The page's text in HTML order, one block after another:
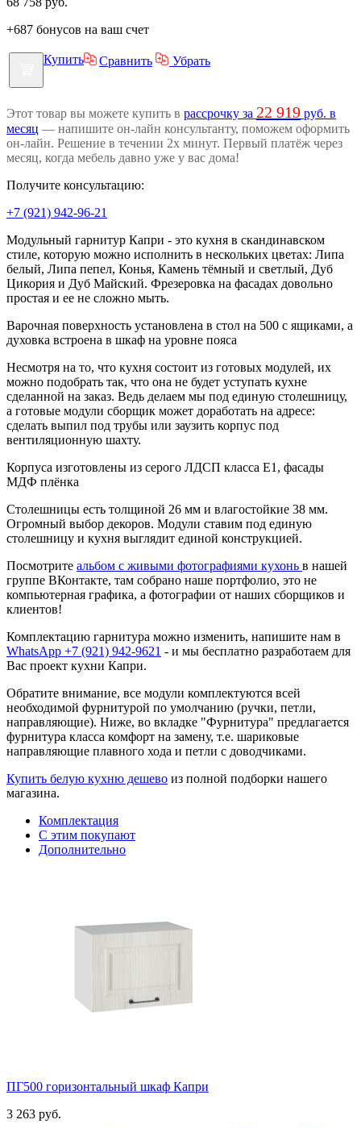
+687 бонусов на ваш счет
Купить Сравнить Убрать
Этот товар вы можете купить в рассрочку за 22 919 руб. в
месяц — напишите он-лайн консультанту, поможем оформить
он-лайн. Решение в течении 2х минут. Первый платёж через
месяц, когда мебель давно уже у вас дома!
Получите консультацию:
+7 (921) 942-96-21
Модульный гарнитур Капри - это кухня в скандинавском
стиле, которую можно исполнить в нескольких цветах: Липа
белый, Липа пепел, Конья, Камень тёмный и светлый, Дуб
Цикория и Дуб Майский. Фрезеровка на фасадах довольно
простая и ее не сложно мыть.
Варочная поверхность установлена в стол на 500 с ящиками, а
духовка встроена в шкаф на уровне пояса
Несмотря на то, что кухня состоит из готовых модулей, их
можно подобрать так, что она не будет уступать кухне
сделанной на заказ. Ведь делаем мы под единую столешницу,
а готовые модули сборщик может доработать на адресе:
сделать выпил под трубы или заузить корпус под
вентиляционную шахту.
Корпуса изготовлены из серого ЛДСП класса Е1, фасады
МДФ плёнка
Столешницы есть толщиной 26 мм и влагостойкие 38 мм.
Огромный выбор декоров. Модули ставим под единую
столешницу и кухня выглядит единой конструкцией.
Посмотрите альбом с живыми фотографиями кухонь в нашей
группе ВКонтакте, там собрано наше портфолио, это не
компьютерная графика, а фотографии от наших сборщиков и
клиентов!
Комплектацию гарнитура можно изменить, напишите нам в
WhatsApp +7 (921) 942-9621 - и мы бесплатно разработаем для
Вас проект кухни Капри.
Обратите внимание, все модули комплектуются всей
необходимой фурнитурой по умолчанию (ручки, петли,
направляющие). Ниже, во вкладке "Фурнитура" предлагается
фурнитура класса комфорт на замену, т.е. шариковые
направляющие плавного хода и петли с доводчиками.
Купить белую кухню дешево из полной подборки нашего
магазина.
Комплектация
С этим покупают
Дополнительно
ПГ500 горизонтальный шкаф Капри
3 263 руб.